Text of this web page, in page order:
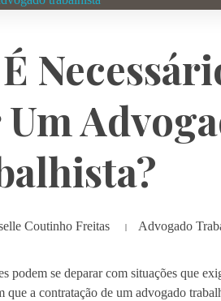
Coutinho Freitas Advogado
se deparar com situações que
a contratação de um advogado